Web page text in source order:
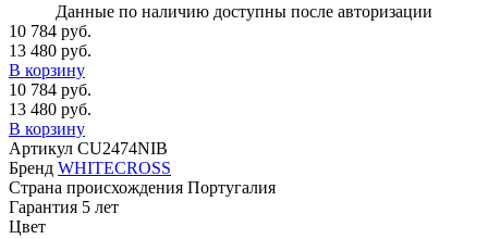
Данные по наличию доступны после авторизации
10 784 руб.
13 480 руб.
В корзину
10 784 руб.
13 480 руб.
В корзину
Артикул CU2474NIB
Бренд WHITECROSS
Страна происхождения Португалия
Гарантия 5 лет
Цвет